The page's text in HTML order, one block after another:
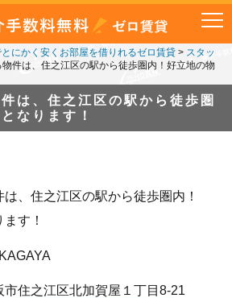
とにかく安くお部屋を借りれるゼロ賃貸> スタッ
件は、住之江区の駅から徒歩圏内！好立地の物
は、住之江区の駅から徒歩圏
なります！
、住之江区の駅から徒歩圏内！
す！
住之江区北加賀屋１丁目8-21